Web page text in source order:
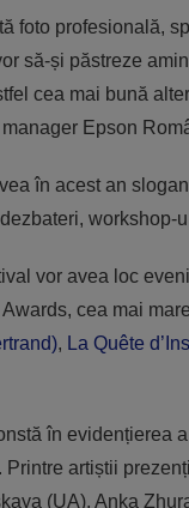
foto profesională,
să-și păstreze
cea mai bună
Epson
în acest an
workshop-
vor avea loc
cea mai
, La Quête
în evidențierea
artiștii
(UA), Anka